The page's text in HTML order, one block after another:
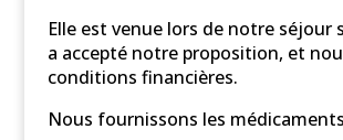
Elle est venue lors de notre séjour
a accepté notre proposition, et
conditions financières.
Nous fournissons les